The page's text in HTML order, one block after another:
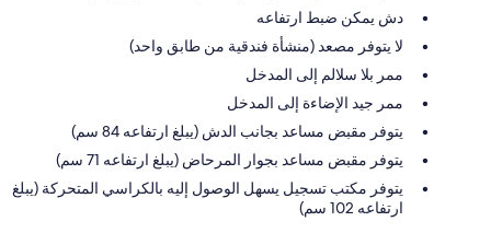
دش يمكن ضبط ارتفاعه
لا يتوفر مصعد (منشأة فندقية من طابق واحد)
ممر بلا سلالم إلى المدخل
ممر جيد الإضاءة إلى المدخل
يتوفر مقبض مساعد بجانب الدش (يبلغ ارتفاعه 84 سم)
يتوفر مقبض مساعد بجوار المرحاض (يبلغ ارتفاعه 71 سم)
يتوفر مكتب تسجيل يسهل الوصول إليه بالكراسي المتحركة (يبلغ
ارتفاعه 102 سم)